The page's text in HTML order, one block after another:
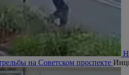
на Советском проспекте